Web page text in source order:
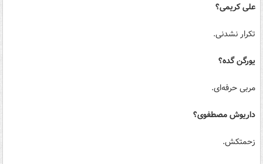
علی کریمی؟
تکرار نشدنی.
یورگن گده؟
مربی حرفه‌ای.
داریوش مصطفوی؟
زحمتکش.